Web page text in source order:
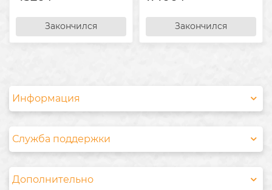
Закончился Закончился
Информация
Служба поддержки
Дополнительно